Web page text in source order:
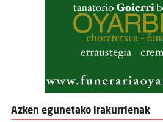
Azken egunetako irakurrienak